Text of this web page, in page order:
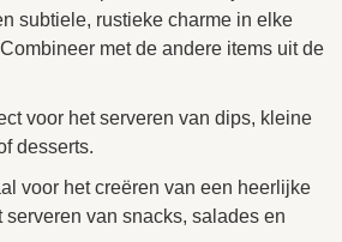
subtiele, rustieke charme in elke
met de andere items uit de
voor het serveren van dips, kleine
desserts.
voor het creëren van een heerlijke
van snacks, salades en